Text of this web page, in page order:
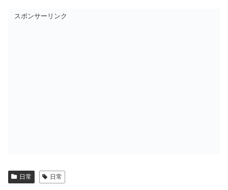
スポンサーリンク
日常 日常